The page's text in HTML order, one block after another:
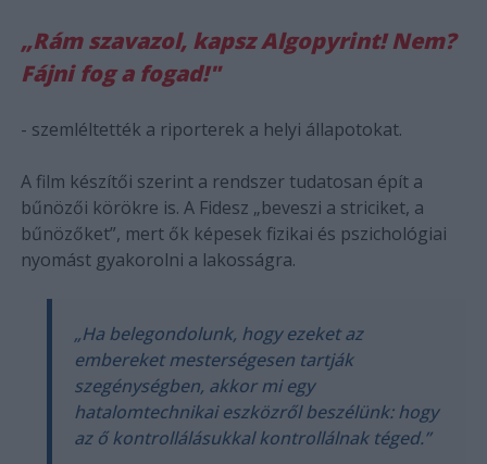
„Rám szavazol, kapsz Algopyrint! Nem?
Fájni fog a fogad!"
- szemléltették a riporterek a helyi állapotokat.
A film készítői szerint a rendszer tudatosan épít a
bűnözői körökre is. A Fidesz „beveszi a striciket, a
bűnözőket”, mert ők képesek fizikai és pszichológiai
nyomást gyakorolni a lakosságra.
„Ha belegondolunk, hogy ezeket az
embereket mesterségesen tartják
szegénységben, akkor mi egy
hatalomtechnikai eszközről beszélünk: hogy
az ő kontrollálásukkal kontrollálnak téged.”